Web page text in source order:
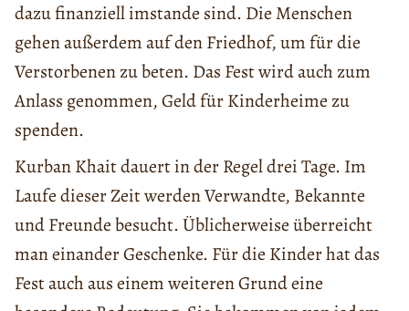
dazu finanziell imstande sind. Die Menschen
gehen außerdem auf den Friedhof, um für die
Verstorbenen zu beten. Das Fest wird auch zum
Anlass genommen, Geld für Kinderheime zu
spenden.
Kurban Khait dauert in der Regel drei Tage. Im
Laufe dieser Zeit werden Verwandte, Bekannte
und Freunde besucht. Üblicherweise überreicht
man einander Geschenke. Für die Kinder hat das
Fest auch aus einem weiteren Grund eine